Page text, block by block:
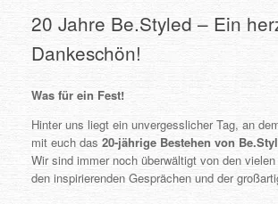
20 Jahre Be.Styled – Ein
Dankeschön!
Was für ein Fest!
Hinter uns liegt ein unvergesslicher Tag, an
mit euch das 20-jährige Bestehen von
Wir sind immer noch überwältigt von den
den inspirierenden Gesprächen und der